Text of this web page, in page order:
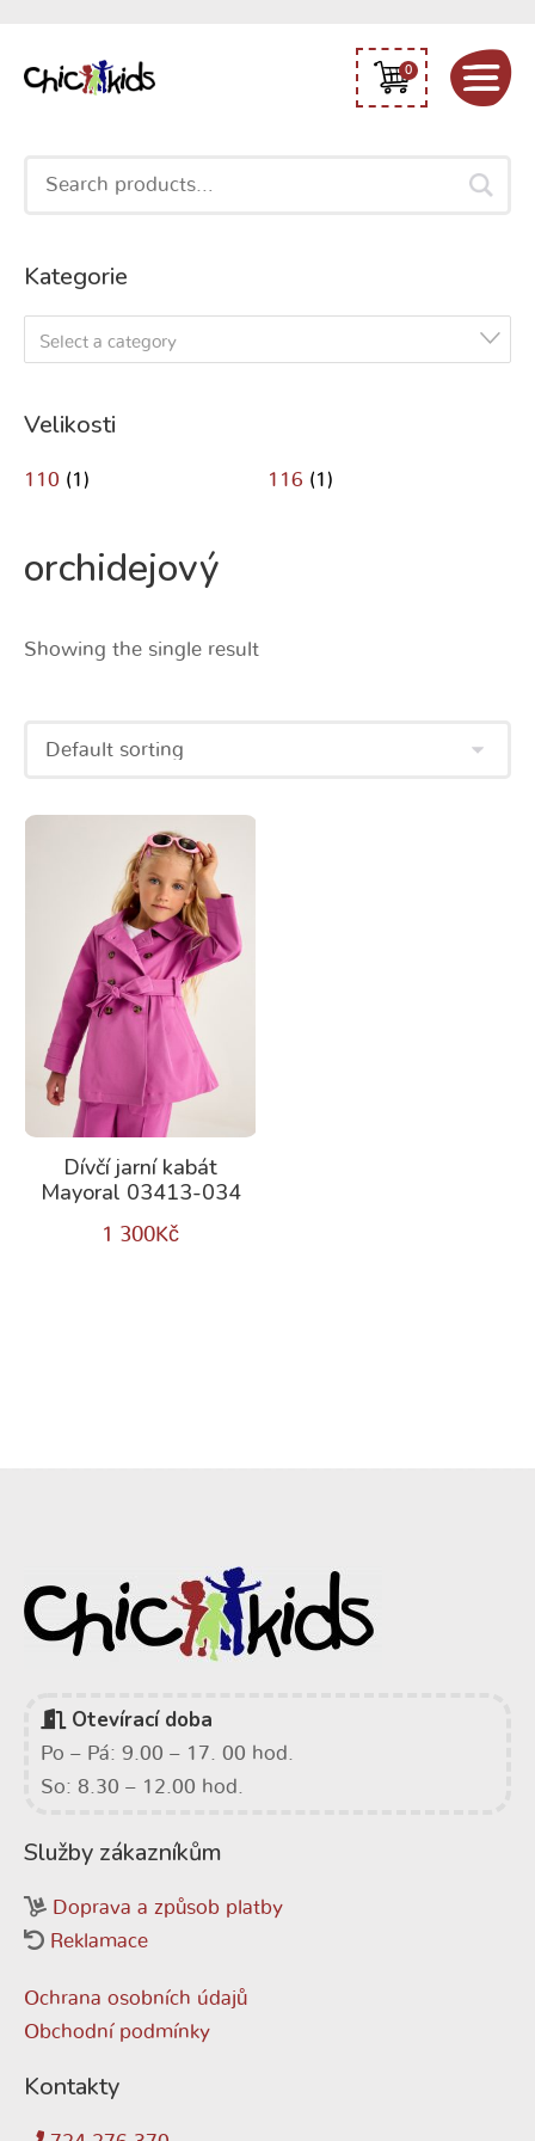
0
Search
Kategorie
Select a category
Velikosti
110 (1) 116 (1)
orchidejový
Showing the single result
Dívčí jarní kabát
Mayoral 03413-034
1 300Kč
Otevírací doba
Po – Pá: 9.00 – 17. 00 hod.
So: 8.30 – 12.00 hod.
Služby zákazníkům
Doprava a způsob platby
Reklamace
Ochrana osobních údajů
Obchodní podmínky
Kontakty